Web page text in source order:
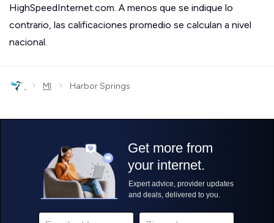
HighSpeedInternet.com. A menos que se indique lo
contrario, las calificaciones promedio se calculan a nivel
nacional.
› MI › Harbor Springs